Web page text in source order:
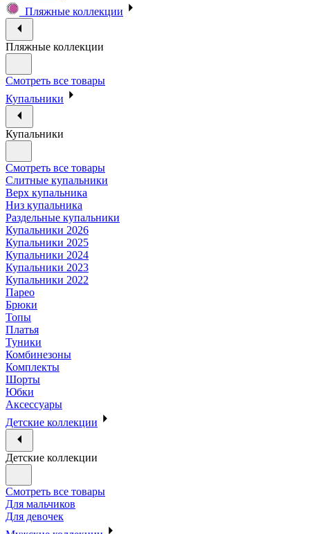
Пляжные коллекции
Пляжные коллекции
Смотреть все товары
Купальники
Купальники
Смотреть все товары
Слитные купальники
Верх купальника
Низ купальника
Раздельные купальники
Купальники 2026
Купальники 2025
Купальники 2024
Купальники 2023
Купальники 2022
Парео
Брюки
Топы
Платья
Туники
Комбинезоны
Комплекты
Шорты
Юбки
Аксессуары
Детские коллекции
Детские коллекции
Смотреть все товары
Для мальчиков
Для девочек